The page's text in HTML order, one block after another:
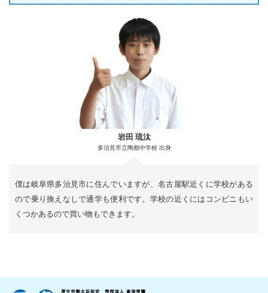
岩田 琉汰
多治見市立陶都中学校 出身
僕は岐阜県多治見市に住んでいますが、名古屋駅近くに学校がある
ので乗り換えなしで通学も便利です。学校の近くにはコンビニもい
くつかあるので買い物もできます。